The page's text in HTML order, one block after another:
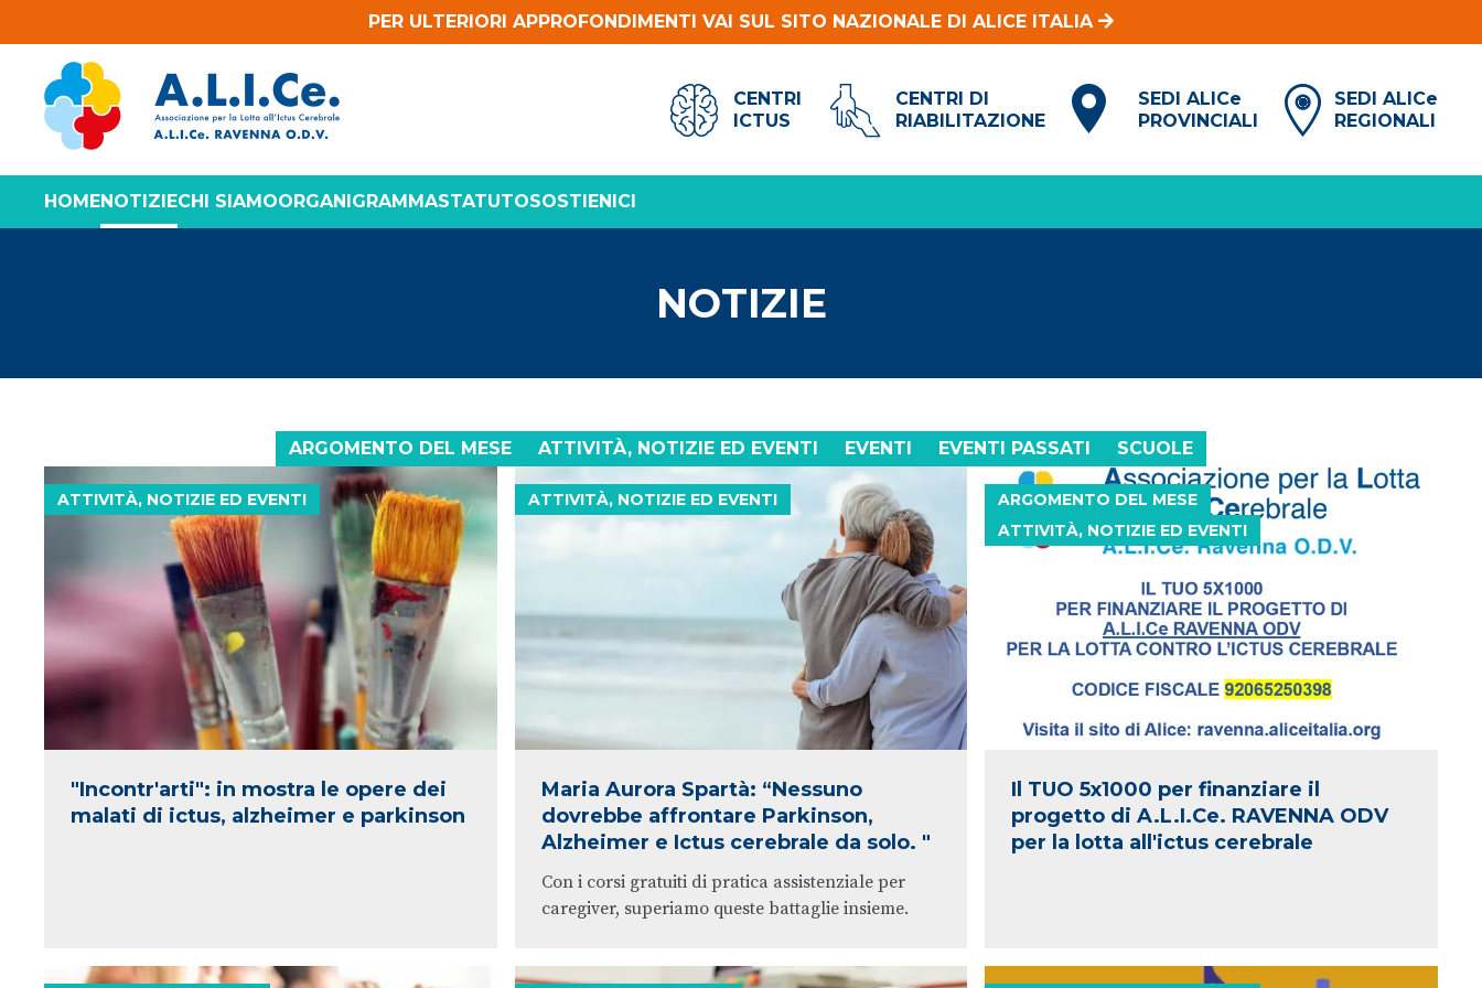
PER ULTERIORI APPROFONDIMENTI VAI SUL SITO NAZIONALE DI ALICE ITALIA
CENTRI
ICTUS
CENTRI DI
RIABILITAZIONE
SEDI ALICe
PROVINCIALI
SEDI ALICe
REGIONALI
HOMENOTIZIECHI SIAMOORGANIGRAMMASTATUTOSOSTIENICI
NOTIZIE
ARGOMENTO DEL MESE ATTIVITÀ, NOTIZIE ED EVENTI EVENTI EVENTI PASSATI SCUOLE
ATTIVITÀ, NOTIZIE ED EVENTI
"Incontr'arti": in mostra le opere dei
malati di ictus, alzheimer e parkinson
ATTIVITÀ, NOTIZIE ED EVENTI
Maria Aurora Spartà: “Nessuno
dovrebbe affrontare Parkinson,
Alzheimer e Ictus cerebrale da solo. "
Con i corsi gratuiti di pratica assistenziale per
caregiver, superiamo queste battaglie insieme.
ARGOMENTO DEL MESE
ATTIVITÀ, NOTIZIE ED EVENTI
Il TUO 5x1000 per finanziare il
progetto di A.L.I.Ce. RAVENNA ODV
per la lotta all'ictus cerebrale